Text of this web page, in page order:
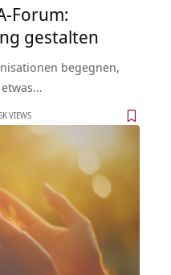
Forum:
gestalten
begegnen,
VIEWS